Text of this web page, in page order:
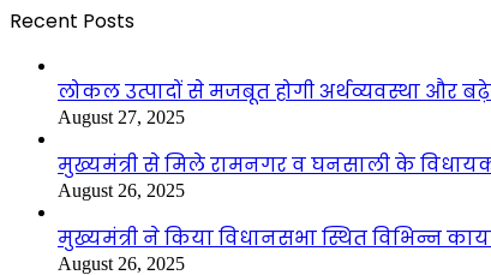
Recent Posts
लोकल उत्पादों से मजबूत होगी अर्थव्यवस्था और
August 27, 2025
मुख्यमंत्री से मिले रामनगर व घनसाली के
August 26, 2025
मुख्यमंत्री ने किया विधानसभा स्थित विभिन्न
August 26, 2025